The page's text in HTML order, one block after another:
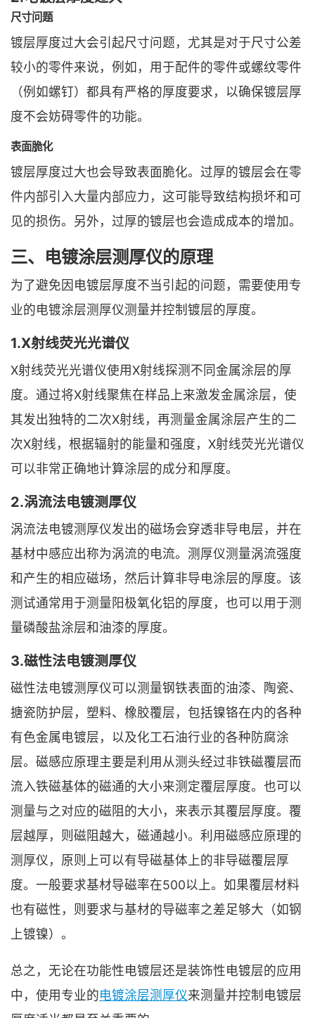
尺寸问题
镀层厚度过大会引起尺寸问题，尤其是对于尺寸公差
较小的零件来说，例如，用于配件的零件或螺纹零件
（例如螺钉）都具有严格的厚度要求，以确保镀层厚
度不会妨碍零件的功能。
表面脆化
镀层厚度过大也会导致表面脆化。过厚的镀层会在零
件内部引入大量内部应力，这可能导致结构损坏和可
见的损伤。另外，过厚的镀层也会造成成本的增加。
三、电镀涂层测厚仪的原理
为了避免因电镀层厚度不当引起的问题，需要使用专
业的电镀涂层测厚仪测量并控制镀层的厚度。
1.X射线荧光光谱仪
X射线荧光光谱仪使用X射线探测不同金属涂层的厚
度。通过将X射线聚焦在样品上来激发金属涂层，使
其发出独特的二次X射线，再测量金属涂层产生的二
次X射线，根据辐射的能量和强度，X射线荧光光谱仪
可以非常正确地计算涂层的成分和厚度。
2.涡流法电镀测厚仪
涡流法电镀测厚仪发出的磁场会穿透非导电层，并在
基材中感应出称为涡流的电流。测厚仪测量涡流强度
和产生的相应磁场，然后计算非导电涂层的厚度。该
测试通常用于测量阳极氧化铝的厚度，也可以用于测
量磷酸盐涂层和油漆的厚度。
3.磁性法电镀测厚仪
磁性法电镀测厚仪可以测量钢铁表面的油漆、陶瓷、
搪瓷防护层，塑料、橡胶覆层，包括镍铬在内的各种
有色金属电镀层，以及化工石油行业的各种防腐涂
层。磁感应原理主要是利用从测头经过非铁磁覆层而
流入铁磁基体的磁通的大小来测定覆层厚度。也可以
测量与之对应的磁阻的大小，来表示其覆层厚度。覆
层越厚，则磁阻越大，磁通越小。利用磁感应原理的
测厚仪，原则上可以有导磁基体上的非导磁覆层厚
度。一般要求基材导磁率在500以上。如果覆层材料
也有磁性，则要求与基材的导磁率之差足够大（如钢
上镀镍）。
总之，无论在功能性电镀层还是装饰性电镀层的应用
中，使用专业的电镀涂层测厚仪来测量并控制电镀层